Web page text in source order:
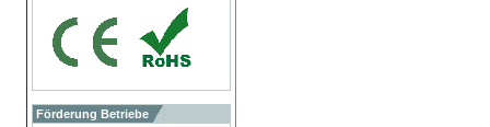
Förderung Betriebe